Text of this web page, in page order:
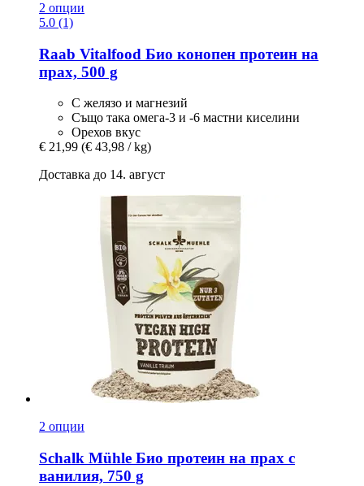
2 опции
5.0 (1)
Raab Vitalfood Био конопен протеин на
прах, 500 g
С желязо и магнезий
Също така омега-3 и -6 мастни киселини
Орехов вкус
€ 21,99 (€ 43,98 / kg)
Доставка до 14. август
2 опции
Schalk Mühle Био протеин на прах с
ванилия, 750 g